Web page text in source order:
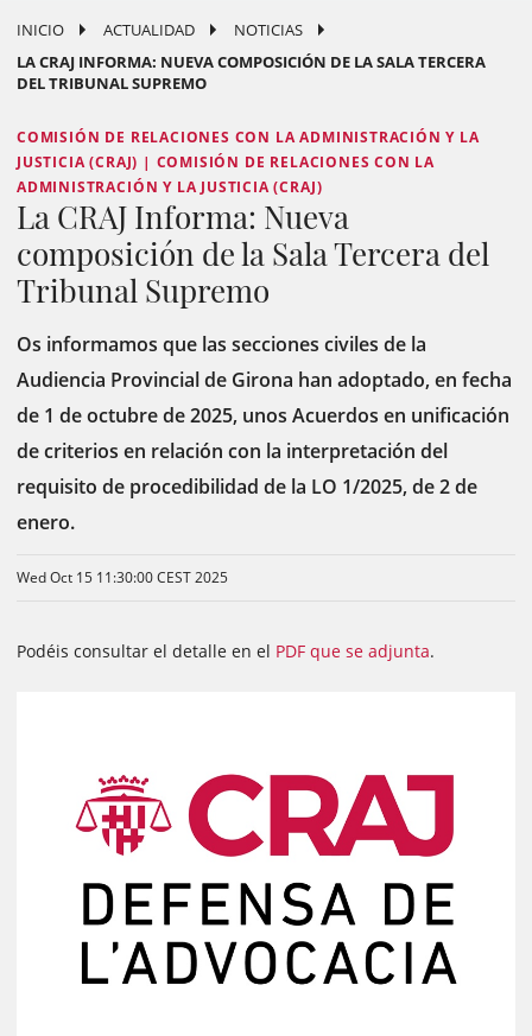
INICIO ACTUALIDAD
NOTICIAS
LA CRAJ INFORMA: NUEVA COMPOSICIÓN DE LA SALA TERCERA
DEL TRIBUNAL SUPREMO
COMISIÓN DE RELACIONES CON LA ADMINISTRACIÓN Y LA
JUSTICIA (CRAJ) | COMISIÓN DE RELACIONES CON LA
ADMINISTRACIÓN Y LA JUSTICIA (CRAJ)
La CRAJ Informa: Nueva
composición de la Sala Tercera del
Tribunal Supremo
Os informamos que las secciones civiles de la
Audiencia Provincial de Girona han adoptado, en fecha
de 1 de octubre de 2025, unos Acuerdos en unificación
de criterios en relación con la interpretación del
requisito de procedibilidad de la LO 1/2025, de 2 de
enero.
Wed Oct 15 11:30:00 CEST 2025
Podéis consultar el detalle en el PDF que se adjunta.